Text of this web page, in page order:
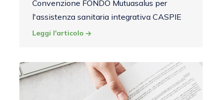
Convenzione FONDO Mutuasalus per
l'assistenza sanitaria integrativa CASPIE
Leggi l'articolo